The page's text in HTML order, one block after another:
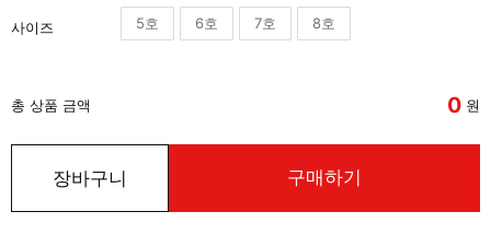
사이즈 5호 6호 7호 8호
총 상품 금액 0 원
장바구니 구매하기